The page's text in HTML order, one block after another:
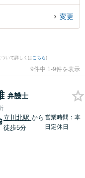
人利用のネットトラブルを
』などでお困りの相談者さ
変更
いて詳しくは こちら)
9件中 1-9件を表示
弁護士
立川北駅 から
徒歩5分
営業時間：本
日定休日